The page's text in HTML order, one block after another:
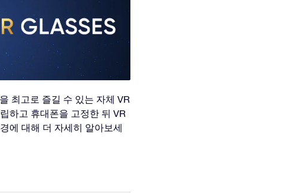
최고로 즐길 수 있는 자체 VR
하고 휴대폰을 고정한 뒤 VR
에 대해 더 자세히 알아보세